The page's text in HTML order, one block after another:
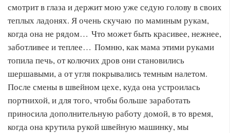
смотрит в глаза и держит мою уже седую голову в своих
теплых ладонях. Я очень скучаю по маминым рукам,
когда она не рядом… Что может быть красивее, нежнее,
заботливее и теплее… Помню, как мама этими руками
топила печь, от колючих дров они становились
шершавыми, а от угля покрывались темным налетом.
После смены в швейном цехе, куда она устроилась
портнихой, и для того, чтобы больше заработать
приносила дополнительную работу домой, в то время,
когда она крутила рукой швейную машинку, мы